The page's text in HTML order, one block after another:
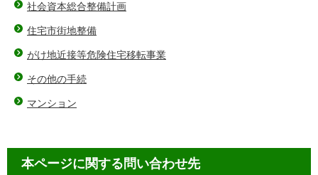
社会資本総合整備計画
住宅市街地整備
がけ地近接等危険住宅移転事業
その他の手続
マンション
本ページに関する問い合わせ先